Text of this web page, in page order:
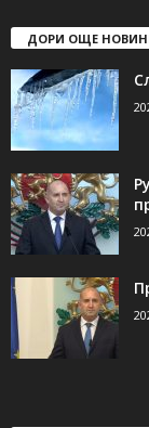
ДОРИ ОЩЕ